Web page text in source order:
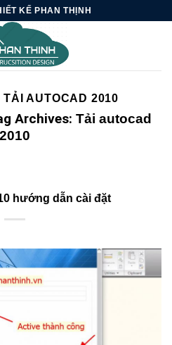
KẾ PHAN THỊNH
TẢI AUTOCAD 2010
Archives: Tải autocad
2010
hướng dẫn cài đặt